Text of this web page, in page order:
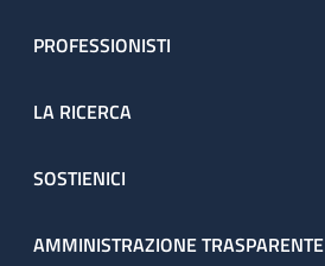
PROFESSIONISTI
LA RICERCA
SOSTIENICI
AMMINISTRAZIONE TRASPARENTE